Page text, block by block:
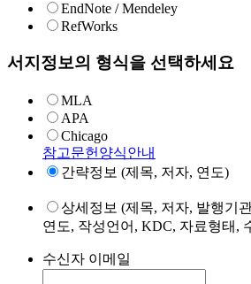
EndNote / Mendeley
RefWorks
서지정보의 형식을 선택하세요
MLA
APA
Chicago
참고문헌양식안내
간략정보 (제목, 저자, 연도)
상세정보 (제목, 저자, 발행기
연도, 작성언어, KDC, 자료형태,
수신자 이메일